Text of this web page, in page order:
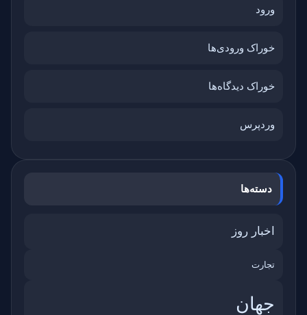
ورود
خوراک ورودی‌ها
خوراک دیدگاه‌ها
وردپرس
دسته‌ها
اخبار روز
تجارت
جهان